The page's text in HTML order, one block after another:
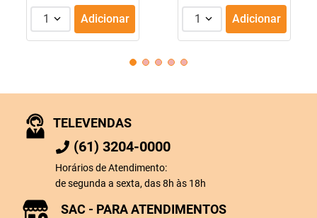
1 Adicionar 1 Adicionar
TELEVENDAS
(61) 3204-0000
Horários de Atendimento:
de segunda a sexta, das 8h às 18h
SAC - PARA ATENDIMENTOS